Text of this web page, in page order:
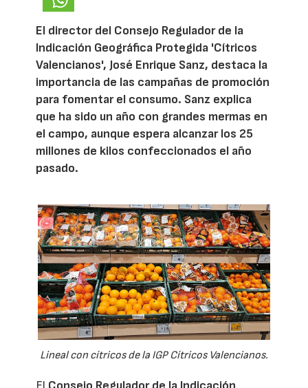
El director del Consejo Regulador de la
Indicación Geográfica Protegida 'Cítricos
Valencianos', José Enrique Sanz, destaca la
importancia de las campañas de promoción
para fomentar el consumo. Sanz explica
que ha sido un año con grandes mermas en
el campo, aunque espera alcanzar los 25
millones de kilos confeccionados el año
pasado.
Lineal con cítricos de la IGP Cítricos Valencianos.